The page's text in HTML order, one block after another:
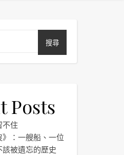
搜尋
Posts
不住
》：一艘船、一位
被遺忘的歷史